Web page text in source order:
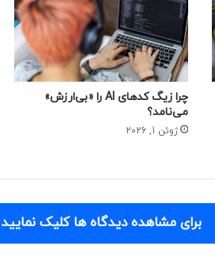
چرا زیگ کدهای AI را «بی‌ارزش»
می‌نامد؟
ژوئن 1, 2026
برای مشاهده دیدگاه ها کلیک نمایید